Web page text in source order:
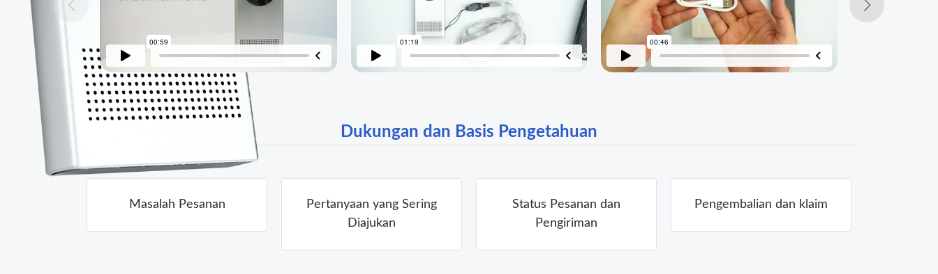
Dukungan dan Basis Pengetahuan
Masalah Pesanan
Pertanyaan yang Sering
Diajukan
Status Pesanan dan
Pengiriman
Pengembalian dan klaim